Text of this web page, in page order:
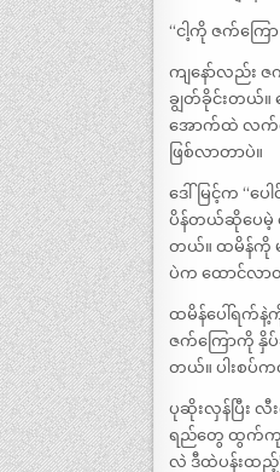
“ငါ့ကို ဇက်ကြ
ကျနော်လည်း
ချွတ်ခိုင်းတယ်။
အောက်ထဲ လက်ဝင်
ဖြစ်လာတာပဲ။
ဒေါ်မြင့်က “ပ
ပိန်တယ်ဆိုပေမဲ့
တယ်။ ထမိန်ကို မ
ပဲက ထောင်လာ
ထမိန်ပေါ်ရက်နဲ့
ဇက်ကြောကို နှိပ်
တယ်။ ပါးစပ်က
ပုဆိုးလှန်ပြီး လီ
ရည်တွေ ထွက်ကုန်
လဲ ဒီထဲပန်းထည့်